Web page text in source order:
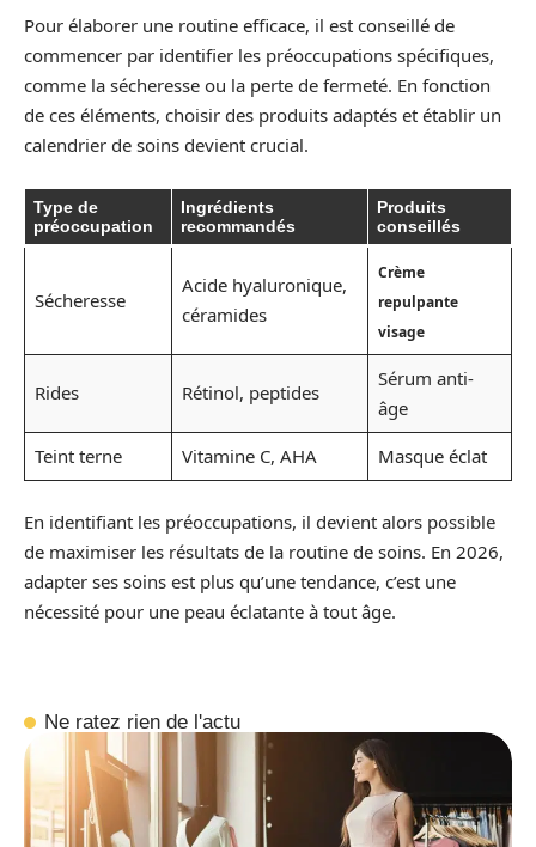
Pour élaborer une routine efficace, il est conseillé de
commencer par identifier les préoccupations spécifiques,
comme la sécheresse ou la perte de fermeté. En fonction
de ces éléments, choisir des produits adaptés et établir un
calendrier de soins devient crucial.
Type de
préoccupation
Ingrédients
recommandés
Produits
conseillés
Sécheresse
Acide hyaluronique,
céramides
Crème
repulpante
visage
Rides Rétinol, peptides
Sérum anti-
âge
Teint terne
Vitamine C, AHA Masque éclat
En identifiant les préoccupations, il devient alors possible
de maximiser les résultats de la routine de soins. En 2026,
adapter ses soins est plus qu’une tendance, c’est une
nécessité pour une peau éclatante à tout âge.
Ne ratez rien de l'actu